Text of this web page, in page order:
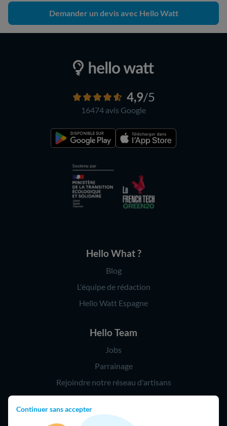
Continuer sans accepter
Demander un devis avec Hello Watt
4,9/5
16474 avis Google
Hello What ?
Blog
L'équipe de rédaction
Hello Watt Espagne
Hello Team
Jobs
Parrainage
Rejoindre notre réseau d'artisans
Hello !